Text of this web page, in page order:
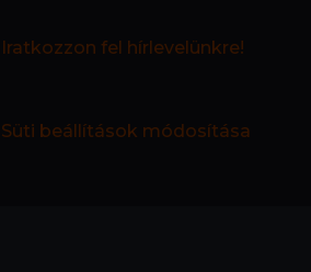
Iratkozzon fel hírlevelünkre!
Süti beállítások módosítása